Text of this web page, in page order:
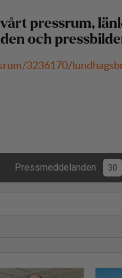
pressrum,
och
3236170/